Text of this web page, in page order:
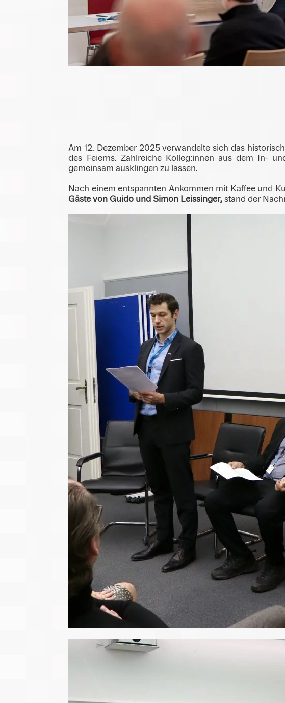
Am 12. Dezember 2025 verwandelte sich das
des Feierns. Zahlreiche Kolleg:innen aus dem In-
gemeinsam ausklingen zu lassen.
Nach einem entspannten Ankommen mit Kaffee und
Gäste von Guido und Simon Leissinger,stand der